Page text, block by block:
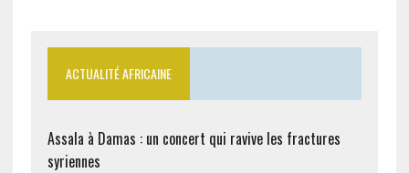
ACTUALITÉ AFRICAINE
Assala à Damas : un concert qui ravive les fractures
syriennes